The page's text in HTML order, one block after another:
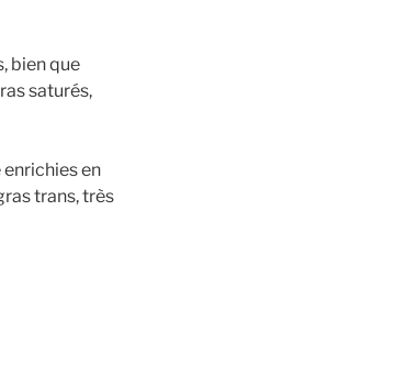
bien que
saturés,
en
trans, très